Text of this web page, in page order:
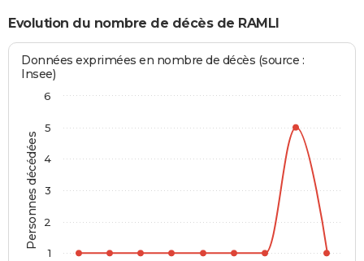
Evolution du nombre de décès de RAMLI
Personnes décédées
Données exprimées en nombre de décès (source :
Insee)
1
2
3
4
5
6